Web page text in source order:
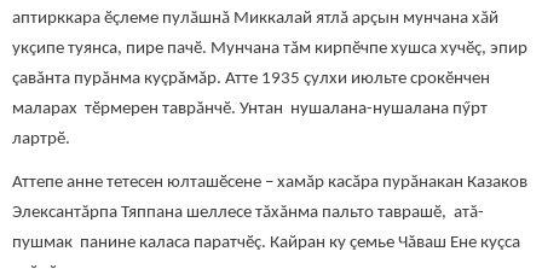
аптирккара ӗçлеме пулăшнă Миккалай ятлă арçын мунчана хăй
укçипе туянса, пире пачӗ. Мунчана тăм кирпӗчпе хушса хучӗç, эпир
çавăнта пурăнма куçрăмăр. Атте 1935 çулхи июльте срокӗнчен
маларах тӗрмерен таврăнчӗ. Унтан нушалана-нушалана пӳрт
лартрӗ.
Аттепе анне тетесен юлташӗсене – хамăр касăра пурăнакан Казаков
Элексантăрпа Тяппана шеллесе тăхăнма пальто таврашӗ, атă-
пушмак панине каласа паратчӗç. Кайран ку çемье Чăваш Ене куçса